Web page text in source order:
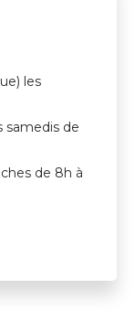
les
samedis de
de 8h à